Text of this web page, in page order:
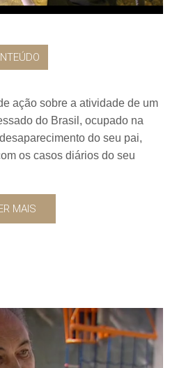
ação sobre a atividade de um
do Brasil, ocupado na
do seu pai,
os casos diários do seu
MAIS